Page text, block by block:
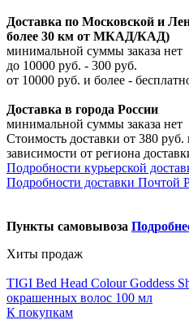
Доставка по Московской и
более 30 км от МКАД/КАД)
минимальной суммы заказа нет
до 10000 руб. - 300 руб.
от 10000 руб. и более -
Доставка в города России
минимальной суммы заказа нет
Стоимость доставки от 380
зависимости от региона
Подробности курьерской
Подробности доставки Почтой
Пункты самовывоза
Хиты продаж
TIGI Bed Head Colour Goddess
окрашенных волос 100 мл
К покупкам